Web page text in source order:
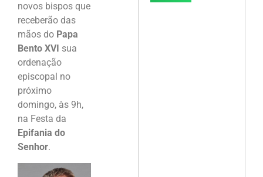
novos bispos que
receberão das
mãos do Papa
Bento XVI sua
ordenação
episcopal no
próximo
domingo, às 9h,
na Festa da
Epifania do
Senhor.